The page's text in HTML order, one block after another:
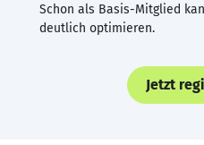
Schon als Basis-Mitglied
deutlich optimieren.
Jetzt